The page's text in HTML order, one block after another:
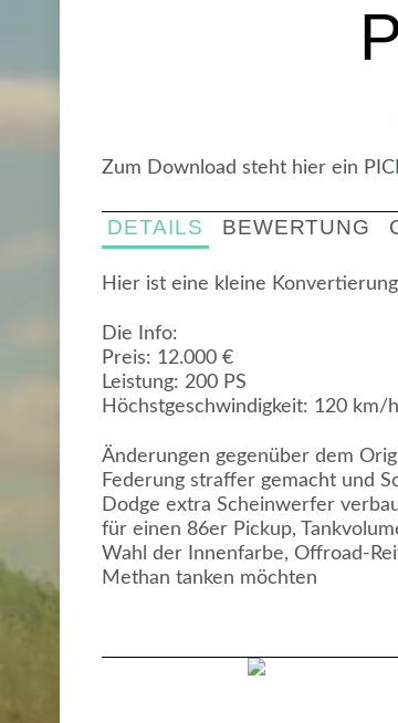
Zum Download steht hier ein
DETAILS BEWERTUNG
Hier ist eine kleine
Die Info:
Preis: 12.000 €
Leistung: 200 PS
Höchstgeschwindigkeit: 120 km/h
Änderungen gegenüber dem
Federung straffer gemacht und
Dodge extra Scheinwerfer
für einen 86er Pickup,
Wahl der Innenfarbe, Offroad-
Methan tanken möchten